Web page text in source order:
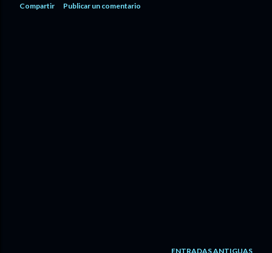
Compartir Publicar un comentario
ENTRADAS ANTIGUAS